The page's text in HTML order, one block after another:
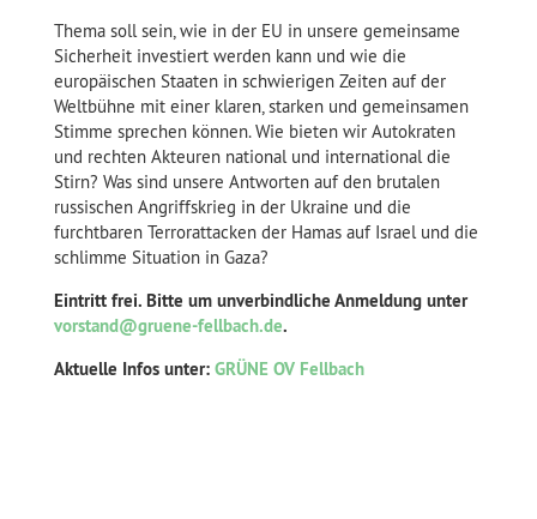
Thema soll sein, wie in der EU in unsere gemeinsame
Sicherheit investiert werden kann und wie die
europäischen Staaten in schwierigen Zeiten auf der
Weltbühne mit einer klaren, starken und gemeinsamen
Stimme sprechen können. Wie bieten wir Autokraten
und rechten Akteuren national und international die
Stirn? Was sind unsere Antworten auf den brutalen
russischen Angriffskrieg in der Ukraine und die
furchtbaren Terrorattacken der Hamas auf Israel und die
schlimme Situation in Gaza?
Eintritt frei. Bitte um unverbindliche Anmeldung unter
vorstand@gruene-fellbach.de.
Aktuelle Infos unter: GRÜNE OV Fellbach